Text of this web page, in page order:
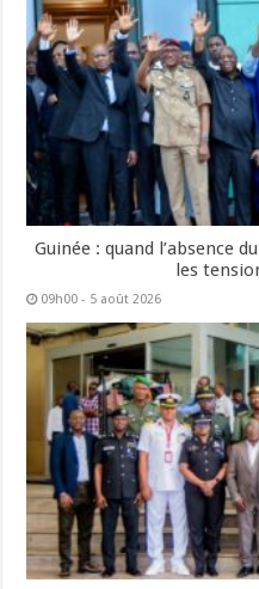
Guinée : quand l’absence
les
09h00 - 5 août 2026